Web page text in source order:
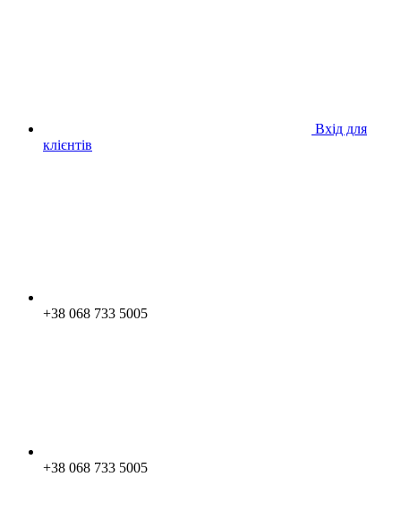
Вхід для
клієнтів
+38 068 733 5005
+38 068 733 5005